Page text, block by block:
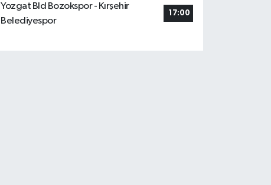
Yozgat Bld Bozokspor - Kırşehir
Belediyespor
17:00